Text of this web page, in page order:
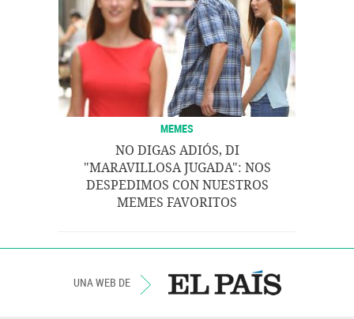
MEMES
NO DIGAS ADIÓS, DI
"MARAVILLOSA JUGADA": NOS
DESPEDIMOS CON NUESTROS
MEMES FAVORITOS
UNA WEB DE